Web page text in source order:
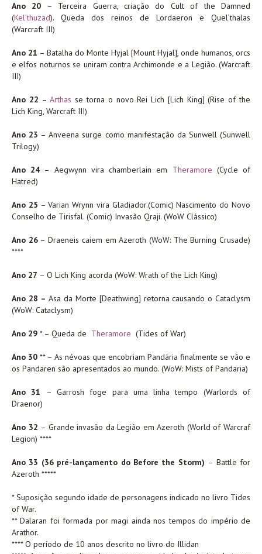
Ano 20 – Terceira Guerra, criação do Cult of the Damned
(Kel’thuzad). Queda dos reinos de Lordaeron e Quel’thalas
(Warcraft III)
Ano 21 – Batalha do Monte Hyjal [Mount Hyjal], onde humanos, orcs
e elfos noturnos se uniram contra Archimonde e a Legião. (Warcraft
III)
Ano 22 –Arthas se torna o novo Rei Lich [Lich King] (Rise of the
Lich King, Warcraft III)
Ano 23 – Anveena surge como manifestação da Sunwell (Sunwell
Trilogy)
Ano 24 – Aegwynn vira chamberlain em Theramore (Cycle of
Hatred)
Ano 25 – Varian Wrynn vira Gladiador.(Comic) Nascimento do Novo
Conselho de Tirisfal. (Comic) Invasão Qraji. (WoW Clássico)
Ano 26– Draeneis caiem em Azeroth (WoW: The Burning Crusade)
****
Ano 27 – O Lich King acorda (WoW: Wrath of the Lich King)
Ano 28 – Asa da Morte [Deathwing] retorna causando o Cataclysm
(WoW: Cataclysm)
Ano 29 * – Queda de Theramore (Tides of War)
Ano 30 ** – As névoas que encobriam Pandária finalmente se vão e
os Pandaren são apresentados ao mundo. (WoW: Mists of Pandaria)
Ano 31
– Garrosh foge para uma linha tempo (Warlords of
Draenor)
Ano 32 – Grande invasão da Legião em Azeroth (World of Warcraf
Legion) ****
Ano 33 (36 pré-lançamento do Before the Storm) – Battle for
Azeroth *****
* Suposição segundo idade de personagens indicado no livro Tides
of War.
** Dalaran foi formada por magi ainda nos tempos do império de
Arathor.
**** O período de 10 anos descrito no livro do Illidan